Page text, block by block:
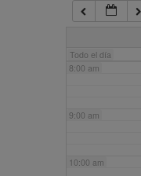
Todo el día
7:00 am
8:00 am
9:00 am
10:00 am